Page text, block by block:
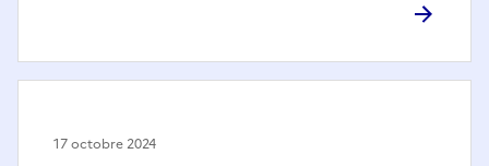
17 octobre 2024